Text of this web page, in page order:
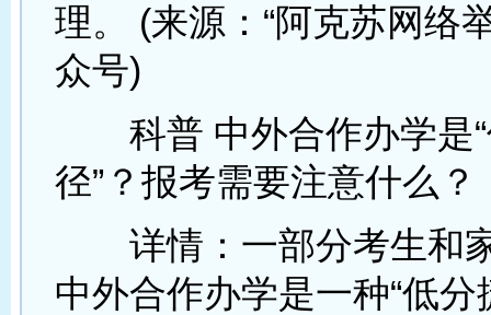
理。 (来源：“阿克苏网络
众号)
科普 中外合作办学是“
径”？报考需要注意什么？
详情：一部分考生和
中外合作办学是一种“低分